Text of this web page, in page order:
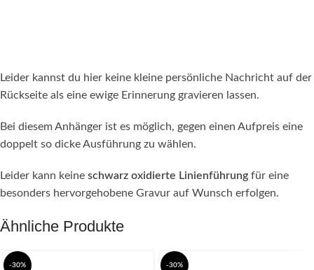
Leider kannst du hier keine kleine persönliche Nachricht auf der
Rückseite als eine ewige Erinnerung gravieren lassen.
Bei diesem Anhänger ist es möglich, gegen einen Aufpreis eine
doppelt so dicke Ausführung zu wählen.
Leider kann keine schwarz oxidierte Linienführung für eine
besonders hervorgehobene Gravur auf Wunsch erfolgen.
Ähnliche Produkte
-30% -30%